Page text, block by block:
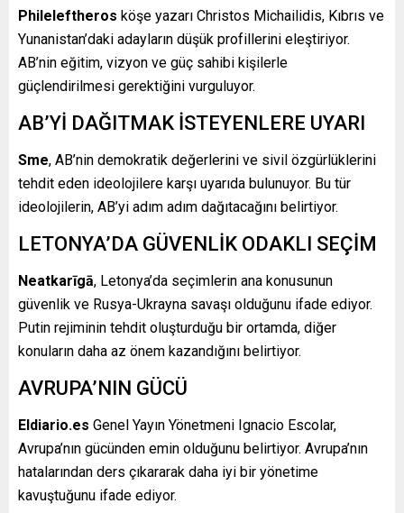
Phileleftheros köşe yazarı Christos Michailidis, Kıbrıs ve
Yunanistan’daki adayların düşük profillerini eleştiriyor.
AB’nin eğitim, vizyon ve güç sahibi kişilerle
güçlendirilmesi gerektiğini vurguluyor.
AB’Yİ DAĞITMAK İSTEYENLERE UYARI
Sme, AB’nin demokratik değerlerini ve sivil özgürlüklerini
tehdit eden ideolojilere karşı uyarıda bulunuyor. Bu tür
ideolojilerin, AB’yi adım adım dağıtacağını belirtiyor.
LETONYA’DA GÜVENLİK ODAKLI SEÇİM
Neatkarīgā, Letonya’da seçimlerin ana konusunun
güvenlik ve Rusya-Ukrayna savaşı olduğunu ifade ediyor.
Putin rejiminin tehdit oluşturduğu bir ortamda, diğer
konuların daha az önem kazandığını belirtiyor.
AVRUPA’NIN GÜCÜ
Eldiario.es Genel Yayın Yönetmeni Ignacio Escolar,
Avrupa’nın gücünden emin olduğunu belirtiyor. Avrupa’nın
hatalarından ders çıkararak daha iyi bir yönetime
kavuştuğunu ifade ediyor.